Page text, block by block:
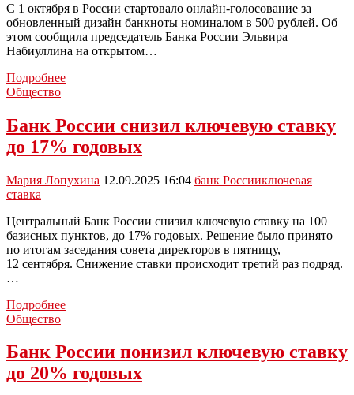
С 1 октября в России стартовало онлайн-голосование за
обновленный дизайн банкноты номиналом в 500 рублей. Об
этом сообщила председатель Банка России Эльвира
Набиуллина на открытом…
ПодробнееБанк
онлайн-
голосование
за
банкноты
в
рублей
Общество
Банк России снизил ключевую ставку
до 17% годовых
Мария Лопухина 12.09.2025 16:04 банк Россииключевая
ставка
Центральный Банк России снизил ключевую ставку на 100
базисных пунктов, до 17% годовых. Решение было принято
по итогам заседания совета директоров в пятницу,
12 сентября. Снижение ставки происходит третий раз подряд.
…
ПодробнееБанк
ключевую
ставку
до
Общество
Банк России понизил ключевую ставку
до 20% годовых